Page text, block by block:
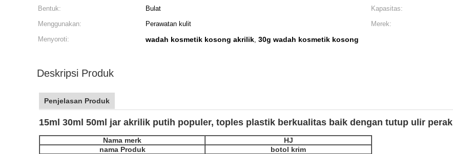
Bentuk:
Bulat Kapasitas:
Menggunakan:
Perawatan kulit Merek:
Menyoroti:
wadah kosmetik kosong akrilik, 30g wadah kosmetik kosong
Deskripsi Produk
Penjelasan Produk
15ml 30ml 50ml jar akrilik putih populer, toples plastik berkualitas baik dengan tutup ulir perak
Nama merk
HJ
nama Produk
botol krim